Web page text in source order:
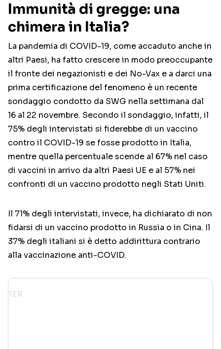
Immunità di gregge: una
chimera in Italia?
La pandemia di COVID-19, come accaduto anche in
altri Paesi, ha fatto crescere in modo preoccupante
il fronte dei negazionisti e dei No-Vax e a darci una
prima certificazione del fenomeno è un recente
sondaggio condotto da SWG nella settimana dal
16 al 22 novembre. Secondo il sondaggio, infatti, il
75% degli intervistati si fiderebbe di un vaccino
contro il COVID-19 se fosse prodotto in Italia,
mentre quella percentuale scende al 67% nel caso
di vaccini in arrivo da altri Paesi UE e al 57% nei
confronti di un vaccino prodotto negli Stati Uniti.
Il 71% degli intervistati, invece, ha dichiarato di non
fidarsi di un vaccino prodotto in Russia o in Cina. Il
37% degli italiani si è detto addirittura contrario
alla vaccinazione anti-COVID.